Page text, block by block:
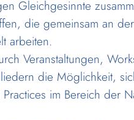
Gleichgesinnte
die gemeinsam an
arbeiten.
Veranstaltungen,
die Möglichkeit,
im Bereich der